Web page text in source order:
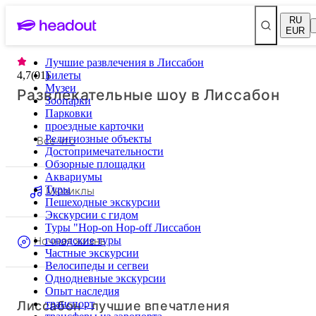
RU
EUR
Лучшие развлечения в Лиссабон
Билеты
Музеи
Зоопарки
Парковки
проездные карточки
Религиозные объекты
Достопримечательности
Обзорные площадки
Аквариумы
Туры
Пешеходные экскурсии
Экскурсии с гидом
Туры "Hop-on Hop-off Лиссабон
городские туры
Частные экскурсии
Велосипеды и сегвеи
Однодневные экскурсии
Опыт наследия
транспорт
4,7(91)
Развлекательные шоу в Лиссабон
Все что
Мюзиклы
Ночная жизнь
Лиссабон - лучшие впечатления